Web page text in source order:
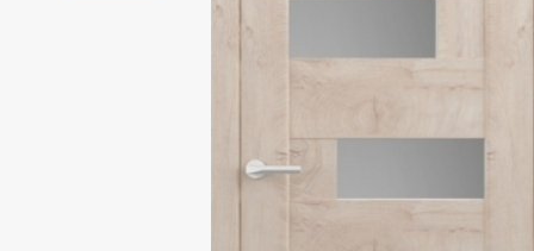
Коллекция Тоскана
Фабрика «Uberture»
Uberture коллекция «TAMBURAT Light»